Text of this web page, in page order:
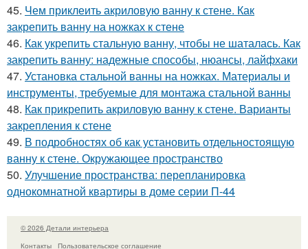
45. Чем приклеить акриловую ванну к стене. Как
закрепить ванну на ножках к стене
46. Как укрепить стальную ванну, чтобы не шаталась. Как
закрепить ванну: надежные способы, нюансы, лайфхаки
47. Установка стальной ванны на ножках. Материалы и
инструменты, требуемые для монтажа стальной ванны
48. Как прикрепить акриловую ванну к стене. Варианты
закрепления к стене
49. В подробностях об как установить отдельностоящую
ванну к стене. Окружающее пространство
50. Улучшение пространства: перепланировка
однокомнатной квартиры в доме серии П-44
© 2026 Детали интерьера
Контакты
Пользовательское соглашение